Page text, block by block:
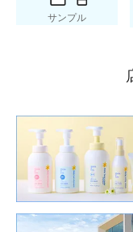
※0～3歳の
※荒れや
感肌フェ
サンプル